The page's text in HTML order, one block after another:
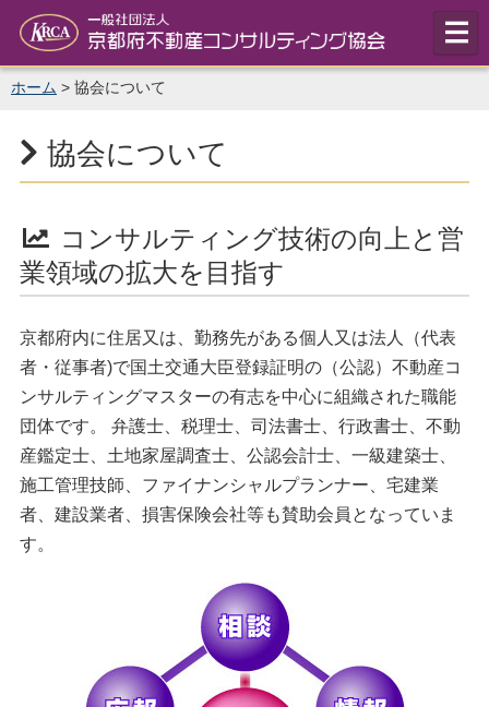
一般社団法
ホーム > 協会について
協会について
コンサルティング技術の向上と営
業領域の拡大を目指す
京都府内に住居又は、勤務先がある個人又は法人（代表
者・従事者)で国土交通大臣登録証明の（公認）不動産コ
ンサルティングマスターの有志を中心に組織された職能
団体です。 弁護士、税理士、司法書士、行政書士、不動
産鑑定士、土地家屋調査士、公認会計士、一級建築士、
施工管理技師、ファイナンシャルプランナー、宅建業
者、建設業者、損害保険会社等も賛助会員となっていま
す。